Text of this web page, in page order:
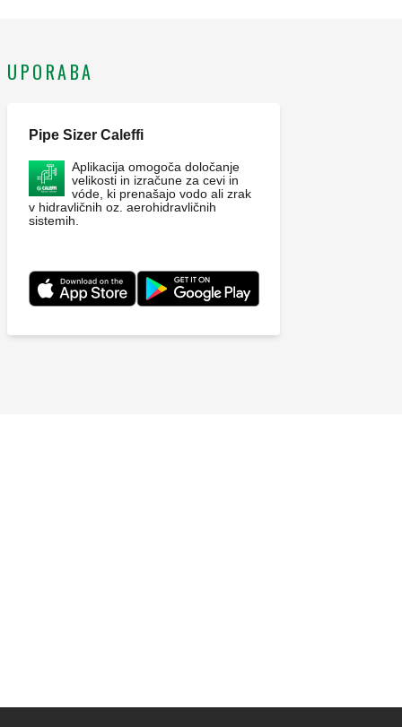
UPORABA
Pipe Sizer Caleffi
Aplikacija omogoča določanje
velikosti in izračune za cevi in
vóde, ki prenašajo vodo ali zrak
v hidravličnih oz. aerohidravličnih
sistemih.